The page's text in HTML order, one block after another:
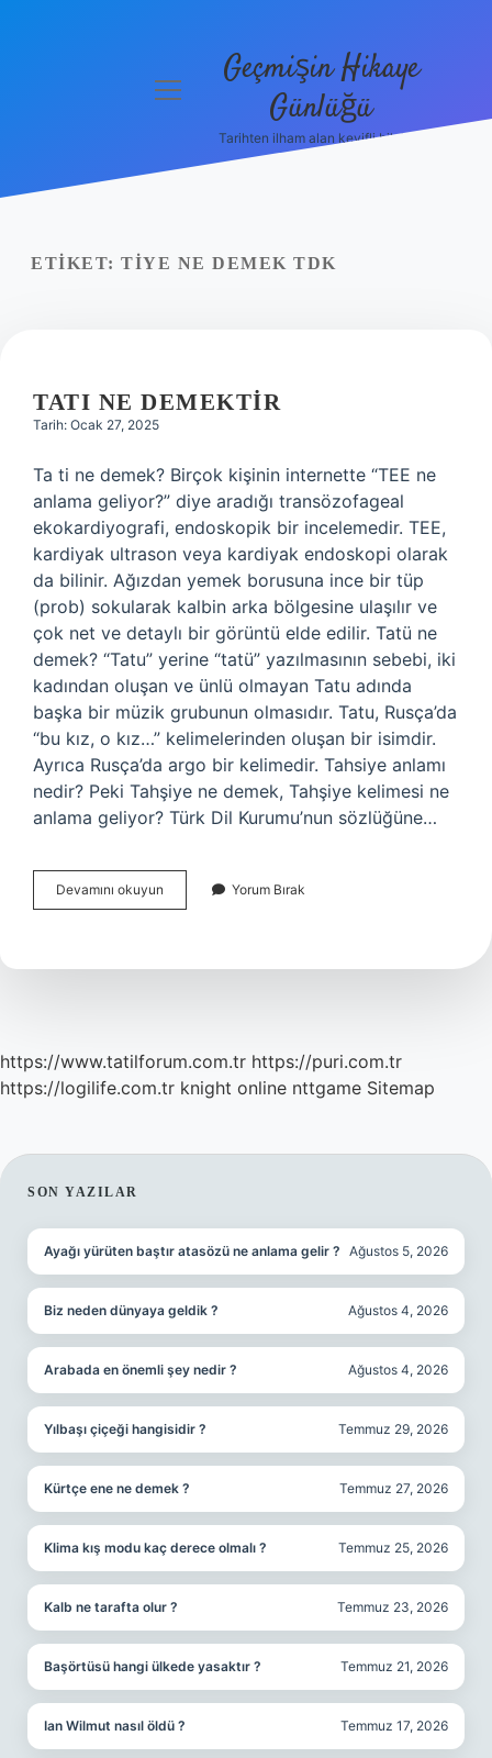
menüyü
Geçmişin Hikaye
Günlüğü
Tarihten ilham alan keyifli bilgiler!
ETIKET: TIYE NE DEMEK TDK
TATI NE DEMEKTIR
Tarih: Ocak 27, 2025
Ta ti ne demek? Birçok kişinin internette “TEE ne
anlama geliyor?” diye aradığı transözofageal
ekokardiyografi, endoskopik bir incelemedir. TEE,
kardiyak ultrason veya kardiyak endoskopi olarak
da bilinir. Ağızdan yemek borusuna ince bir tüp
(prob) sokularak kalbin arka bölgesine ulaşılır ve
çok net ve detaylı bir görüntü elde edilir. Tatü ne
demek? “Tatu” yerine “tatü” yazılmasının sebebi, iki
kadından oluşan ve ünlü olmayan Tatu adında
başka bir müzik grubunun olmasıdır. Tatu, Rusça’da
“bu kız, o kız…” kelimelerinden oluşan bir isimdir.
Ayrıca Rusça’da argo bir kelimedir. Tahsiye anlamı
nedir? Peki Tahşiye ne demek, Tahşiye kelimesi ne
anlama geliyor? Türk Dil Kurumu’nun sözlüğüne…
Devamını okuyun
Ne
Yorum Bırak
https://www.tatilforum.com.tr https://puri.com.tr
https://logilife.com.tr knight online nttgame Sitemap
SIDEBAR
SON YAZILAR
Ayağı yürüten baştır atasözü ne anlama gelir ? Ağustos 5, 2026
Biz neden dünyaya geldik ? Ağustos 4, 2026
Arabada en önemli şey nedir ? Ağustos 4, 2026
Yılbaşı çiçeği hangisidir ? Temmuz 29, 2026
Kürtçe ene ne demek ? Temmuz 27, 2026
Klima kış modu kaç derece olmalı ? Temmuz 25, 2026
Kalb ne tarafta olur ? Temmuz 23, 2026
Başörtüsü hangi ülkede yasaktır ? Temmuz 21, 2026
Ian Wilmut nasıl öldü ? Temmuz 17, 2026